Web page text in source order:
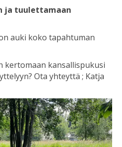
ja tuulettamaan
auki koko tapahtuman
kertomaan kansallispukusi
Ota yhteyttä ; Katja